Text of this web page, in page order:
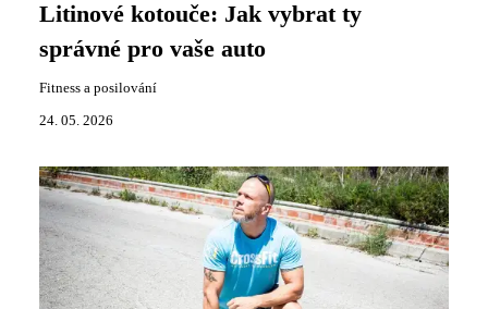
Litinové kotouče: Jak vybrat ty
správné pro vaše auto
Fitness a posilování
24. 05. 2026